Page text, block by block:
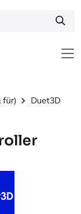
für)
Duet3D